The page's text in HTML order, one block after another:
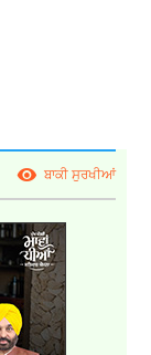
ਬਾਕੀ ਸੁਰਖੀਆਂ